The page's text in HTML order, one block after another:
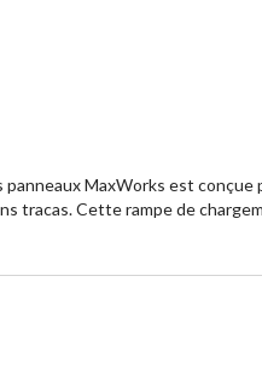
MaxWorks est
tracas. Cette rampe de